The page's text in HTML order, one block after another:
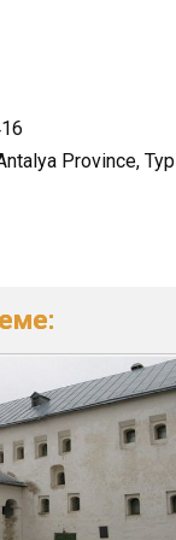
Province,